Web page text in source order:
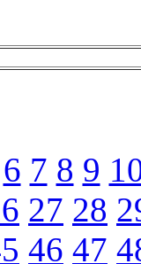
6 7 8 9
27 28
46 47